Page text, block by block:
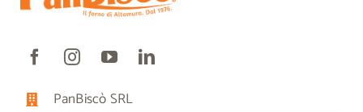
PanBiscò SRL